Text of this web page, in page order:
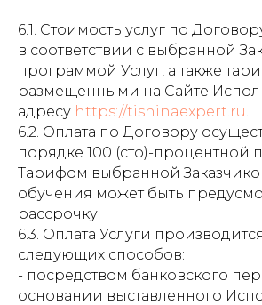
6.1. Стоимость услуг по
в соответствии с выбранной
программой Услуг, а также
размещенными на Сайте
адресу https://tishinaexpert.ru.
6.2. Оплата по Договору
порядке 100 (сто)-процентной
Тарифом выбранной
обучения может быть
рассрочку.
6.3. Оплата Услуги
следующих способов:
- посредством банковского
основании выставленного